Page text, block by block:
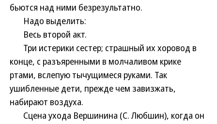
бьются над ними безрезультатно.
Надо выделить:
Весь второй акт.
Три истерики сестер; страшный их хоровод в
конце, с разъяренными в молчаливом крике
ртами, вслепую тычущимеся руками. Так
ушибленные дети, прежде чем завизжать,
набирают воздуха.
Сцена ухода Вершинина (С. Любшин), когда он